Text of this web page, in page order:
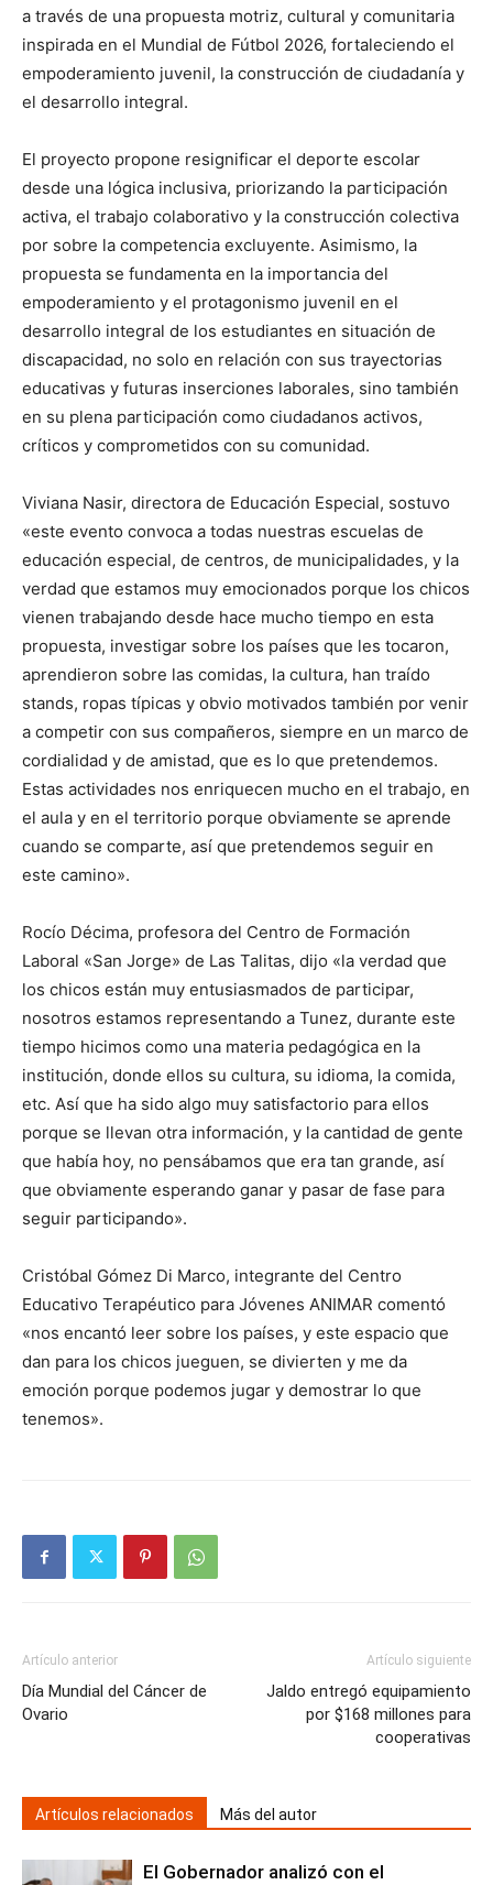
a través de una propuesta motriz, cultural y comunitaria
inspirada en el Mundial de Fútbol 2026, fortaleciendo el
empoderamiento juvenil, la construcción de ciudadanía y
el desarrollo integral.
El proyecto propone resignificar el deporte escolar
desde una lógica inclusiva, priorizando la participación
activa, el trabajo colaborativo y la construcción colectiva
por sobre la competencia excluyente. Asimismo, la
propuesta se fundamenta en la importancia del
empoderamiento y el protagonismo juvenil en el
desarrollo integral de los estudiantes en situación de
discapacidad, no solo en relación con sus trayectorias
educativas y futuras inserciones laborales, sino también
en su plena participación como ciudadanos activos,
críticos y comprometidos con su comunidad.
Viviana Nasir, directora de Educación Especial, sostuvo
«este evento convoca a todas nuestras escuelas de
educación especial, de centros, de municipalidades, y la
verdad que estamos muy emocionados porque los chicos
vienen trabajando desde hace mucho tiempo en esta
propuesta, investigar sobre los países que les tocaron,
aprendieron sobre las comidas, la cultura, han traído
stands, ropas típicas y obvio motivados también por venir
a competir con sus compañeros, siempre en un marco de
cordialidad y de amistad, que es lo que pretendemos.
Estas actividades nos enriquecen mucho en el trabajo, en
el aula y en el territorio porque obviamente se aprende
cuando se comparte, así que pretendemos seguir en
este camino».
Rocío Décima, profesora del Centro de Formación
Laboral «San Jorge» de Las Talitas, dijo «la verdad que
los chicos están muy entusiasmados de participar,
nosotros estamos representando a Tunez, durante este
tiempo hicimos como una materia pedagógica en la
institución, donde ellos su cultura, su idioma, la comida,
etc. Así que ha sido algo muy satisfactorio para ellos
porque se llevan otra información, y la cantidad de gente
que había hoy, no pensábamos que era tan grande, así
que obviamente esperando ganar y pasar de fase para
seguir participando».
Cristóbal Gómez Di Marco, integrante del Centro
Educativo Terapéutico para Jóvenes ANIMAR comentó
«nos encantó leer sobre los países, y este espacio que
dan para los chicos jueguen, se divierten y me da
emoción porque podemos jugar y demostrar lo que
tenemos».
Artículo anterior
Día Mundial del Cáncer de
Ovario
Artículo siguiente
Jaldo entregó equipamiento
por $168 millones para
cooperativas
Artículos relacionados Más del autor
El Gobernador analizó con el